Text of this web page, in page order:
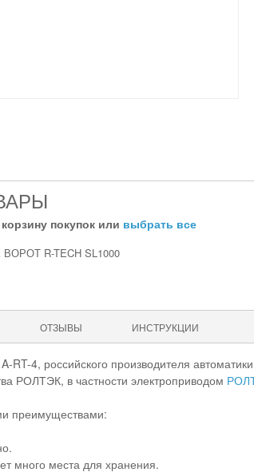
покупок или выбрать все
R-TECH SL1000
ОТЗЫВЫ ИНСТРУКЦИИ
RT-4, российского производителя
РОЛТЭК, в частности электроприводом
преимуществами:
много места для хранения.